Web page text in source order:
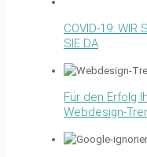
COVID-19: WIR
SIE DA
Für den Erfolg
Webdesign-